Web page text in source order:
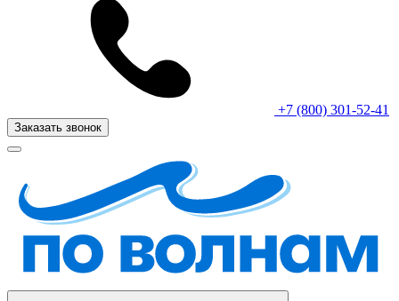
+7 (800) 301-52-41
Заказать звонок